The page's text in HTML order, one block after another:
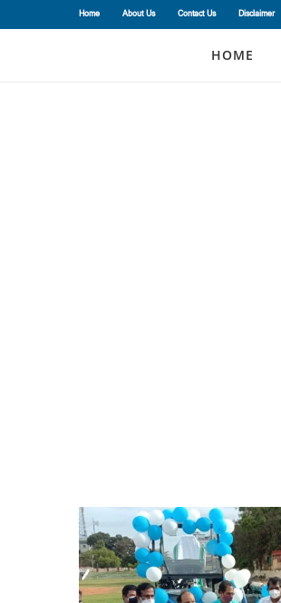
Home About Us Contact Us Disclaimer
HOME